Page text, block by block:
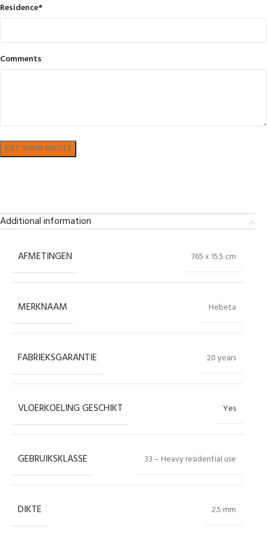
Residence*
Comments
Additional information
AFMETINGEN 765 x 15.5 cm
MERKNAAM Hebeta
FABRIEKSGARANTIE 20 years
VLOERKOELING GESCHIKT Yes
GEBRUIKSKLASSE 33 – Heavy residential use
DIKTE 2.5 mm